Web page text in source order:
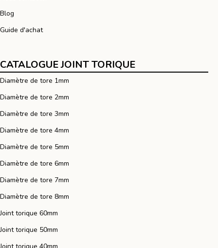
Blog
Guide d'achat
CATALOGUE JOINT TORIQUE
Diamètre de tore 5mm
Diamètre de tore 6mm
Diamètre de tore 7mm
Diamètre de tore 8mm
Joint torique 60mm
Joint torique 50mm
Joint torique 40mm
Diamètre de tore 1mm
Diamètre de tore 2mm
Diamètre de tore 3mm
Diamètre de tore 4mm